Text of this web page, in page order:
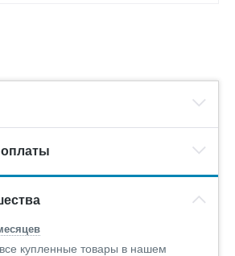
купленные товары в нашем